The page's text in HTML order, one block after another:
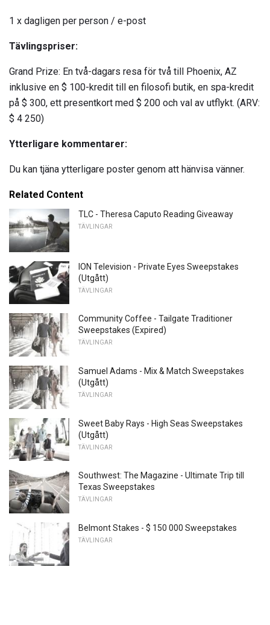
1 x dagligen per person / e-post
Tävlingspriser:
Grand Prize: En två-dagars resa för två till Phoenix, AZ
inklusive en $ 100-kredit till en filosofi butik, en spa-kredit
på $ 300, ett presentkort med $ 200 och val av utflykt. (ARV:
$ 4 250)
Ytterligare kommentarer:
Du kan tjäna ytterligare poster genom att hänvisa vänner.
Related Content
TLC - Theresa Caputo Reading Giveaway
TÄVLINGAR
ION Television - Private Eyes Sweepstakes
(Utgått)
TÄVLINGAR
Community Coffee - Tailgate Traditioner
Sweepstakes (Expired)
TÄVLINGAR
Samuel Adams - Mix & Match Sweepstakes
(Utgått)
TÄVLINGAR
Sweet Baby Rays - High Seas Sweepstakes
(Utgått)
TÄVLINGAR
Southwest: The Magazine - Ultimate Trip till
Texas Sweepstakes
TÄVLINGAR
Belmont Stakes - $ 150 000 Sweepstakes
TÄVLINGAR